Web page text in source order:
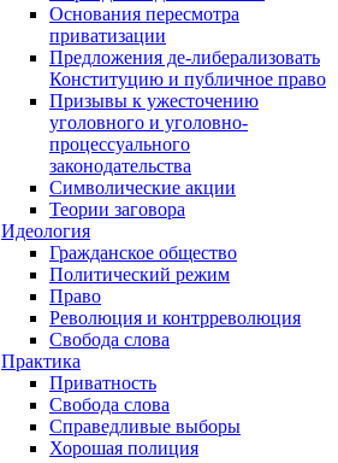
Основания пересмотра
приватизации
Предложения де-либерализовать
Конституцию и публичное право
Призывы к ужесточению
уголовного и уголовно-
процессуального
законодательства
Символические акции
Теории заговора
Идеология
Гражданское общество
Политический режим
Право
Революция и контрреволюция
Свобода слова
Практика
Приватность
Свобода слова
Справедливые выборы
Хорошая полиция